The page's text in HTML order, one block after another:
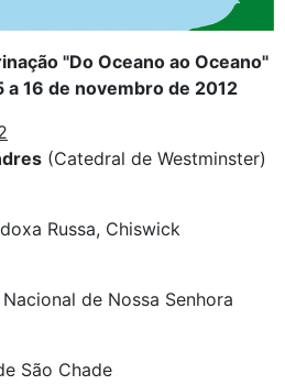
"Do Oceano ao Oceano"
a 16 de novembro de 2012
(Catedral de Westminster)
Russa, Chiswick
de Nossa Senhora
São Chade